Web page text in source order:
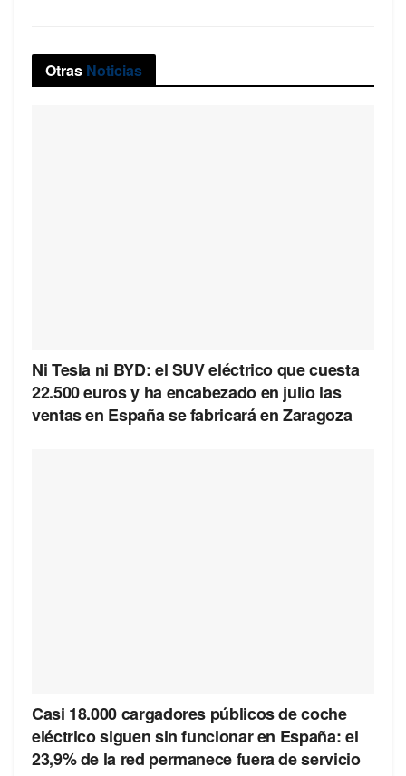
Otras Noticias
Ni Tesla ni BYD: el SUV eléctrico que cuesta
22.500 euros y ha encabezado en julio las
ventas en España se fabricará en Zaragoza
Casi 18.000 cargadores públicos de coche
eléctrico siguen sin funcionar en España: el
23,9% de la red permanece fuera de servicio